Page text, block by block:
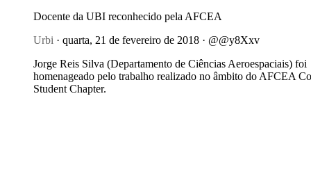
Docente da UBI reconhecido pela AFCEA
Urbi · quarta, 21 de fevereiro de 2018 · @@y8Xxv
Jorge Reis Silva (Departamento de Ciências Aeroespaciais) foi
homenageado pelo trabalho realizado no âmbito do AFCEA
Student Chapter.